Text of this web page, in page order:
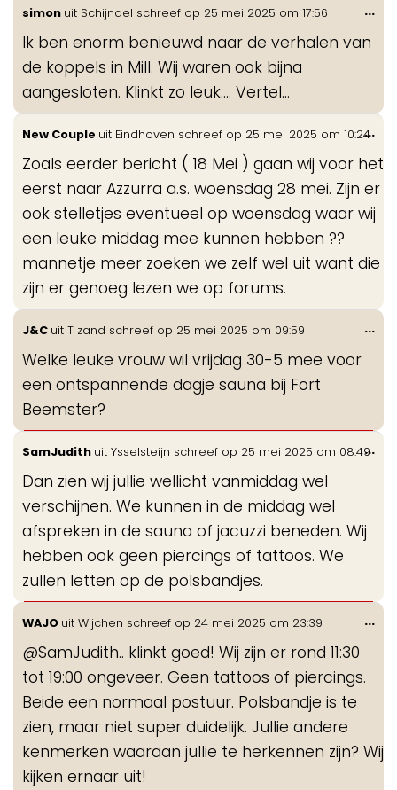
simon uit Schijndel schreef op 25 mei 2025 om 17:56
Ik ben enorm benieuwd naar de verhalen van
de koppels in Mill. Wij waren ook bijna
aangesloten. Klinkt zo leuk.... Vertel...
...
New Couple uit Eindhoven schreef op 25 mei 2025 om 10:24
Zoals eerder bericht ( 18 Mei ) gaan wij voor het
eerst naar Azzurra a.s. woensdag 28 mei. Zijn er
ook stelletjes eventueel op woensdag waar wij
een leuke middag mee kunnen hebben ??
mannetje meer zoeken we zelf wel uit want die
zijn er genoeg lezen we op forums.
...
J&C uit T zand schreef op 25 mei 2025 om 09:59
Welke leuke vrouw wil vrijdag 30-5 mee voor
een ontspannende dagje sauna bij Fort
Beemster?
...
SamJudith uit Ysselsteijn schreef op 25 mei 2025 om 08:49
Dan zien wij jullie wellicht vanmiddag wel
verschijnen. We kunnen in de middag wel
afspreken in de sauna of jacuzzi beneden. Wij
hebben ook geen piercings of tattoos. We
zullen letten op de polsbandjes.
...
WAJO uit Wijchen schreef op 24 mei 2025 om 23:39
@SamJudith.. klinkt goed! Wij zijn er rond 11:30
tot 19:00 ongeveer. Geen tattoos of piercings.
Beide een normaal postuur. Polsbandje is te
zien, maar niet super duidelijk. Jullie andere
kenmerken waaraan jullie te herkennen zijn? Wij
kijken ernaar uit!
...